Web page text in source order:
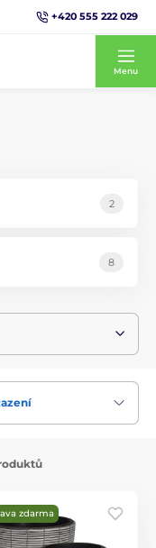
+420 555 222 029
Menu
2
8
zdarma